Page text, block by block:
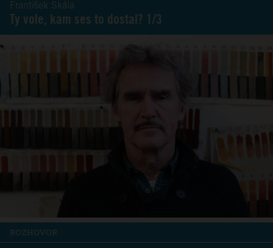
František Skála
Ty vole, kam ses to dostal? 1/3
ROZHOVOR